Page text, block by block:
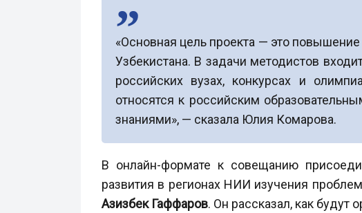
«Основная цель проекта — это
Узбекистана. В задачи методистов
российских вузах, конкурсах и
относятся к российским
знаниями», — сказала Юлия Комарова.
В онлайн-формате к совещанию
развития в регионах НИИ изучения
Азизбек Гаффаров. Он рассказал, как будут